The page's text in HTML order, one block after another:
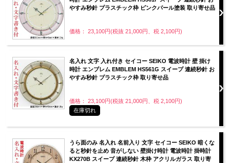
やすみ秒針 プラスチック枠 ピンクパール塗装 取り寄せ品
価格： 23,100円(税抜 21,000円、税 2,100円)
名入れ 文字 入れ付き セイコー SEIKO 電波時計 壁 掛け
時計 エンブレム EMBLEM HS561G スイープ 連続秒針 お
やすみ秒針 プラスチック枠 取り寄せ品
価格： 23,100円(税抜 21,000円、税 2,100円)
在庫切れ
うら面のみ 名入れ 名前入り 文字 セイコー SEIKO 暗くな
ると秒針を止め 音がしない 壁掛け時計 電波時計 掛時計
KX270B スイープ 連続秒針 木枠 アクリルガラス 取り寄